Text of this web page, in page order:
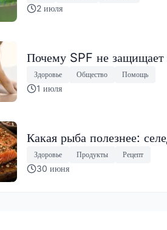
2 июля
Почему SPF не
Здоровье Общество Помощь
1 июля
Какая рыба полезнее:
Здоровье Продукты Рецепт
30 июня